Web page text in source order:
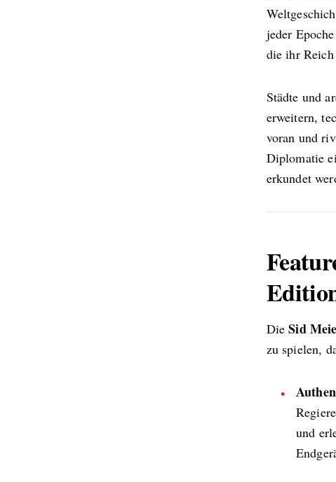
jeder
die ihr
Städte und
erweitern,
voran und
Diplomatie
erkundet
DieSid
zu spielen,
und